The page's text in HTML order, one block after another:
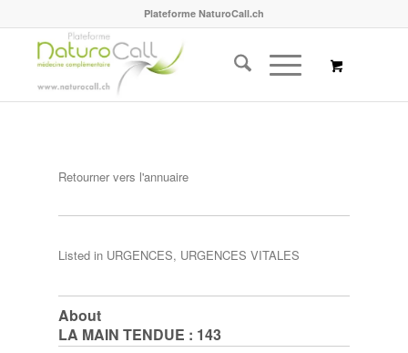
Plateforme NaturoCall.ch
Retourner vers l'annuaire
Listed in URGENCES, URGENCES VITALES
About
LA MAIN TENDUE : 143